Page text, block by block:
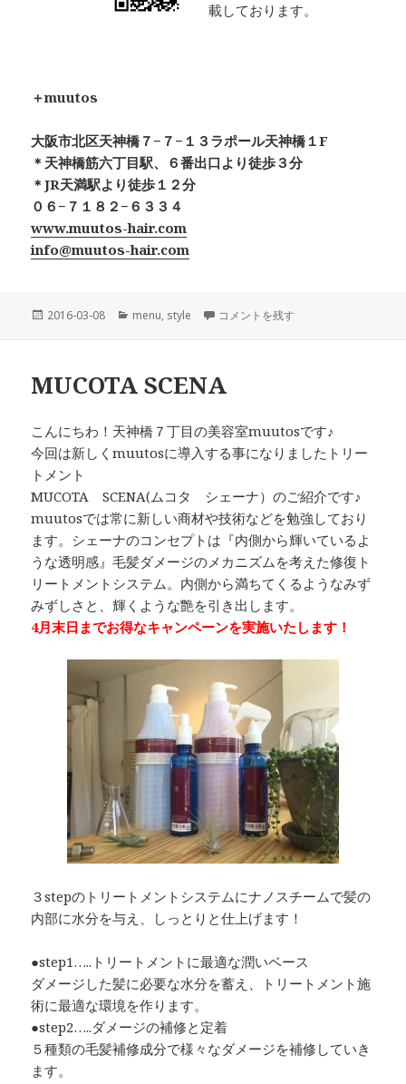
載しております。
＋muutos
大阪市北区天神橋７−７−１３ラポール天神橋１F
＊天神橋筋六丁目駅、６番出口より徒歩３分
＊JR天満駅より徒歩１２分
０６−７１８２−６３３４
www.muutos-hair.com
info@muutos-hair.com
投
2016-03-08
カ
ー
menu, style アッシュライム＋インナーカラー に
コメントを残す
MUCOTA SCENA
こんにちわ！天神橋７丁目の美容室muutosです♪
今回は新しくmuutosに導入する事になりましたトリー
トメント
MUCOTA SCENA(ムコタ シェーナ）のご紹介です♪
muutosでは常に新しい商材や技術などを勉強しており
ます。シェーナのコンセプトは『内側から輝いているよ
うな透明感』毛髪ダメージのメカニズムを考えた修復ト
リートメントシステム。内側から満ちてくるようなみず
みずしさと、輝くような艶を引き出します。
4月末日までお得なキャンペーンを実施いたします！
３stepのトリートメントシステムにナノスチームで髪の
内部に水分を与え、しっとりと仕上げます！
●step1…..トリートメントに最適な潤いベース
ダメージした髪に必要な水分を蓄え、トリートメント施
術に最適な環境を作ります。
●step2…..ダメージの補修と定着
５種類の毛髪補修成分で様々なダメージを補修していき
ます。